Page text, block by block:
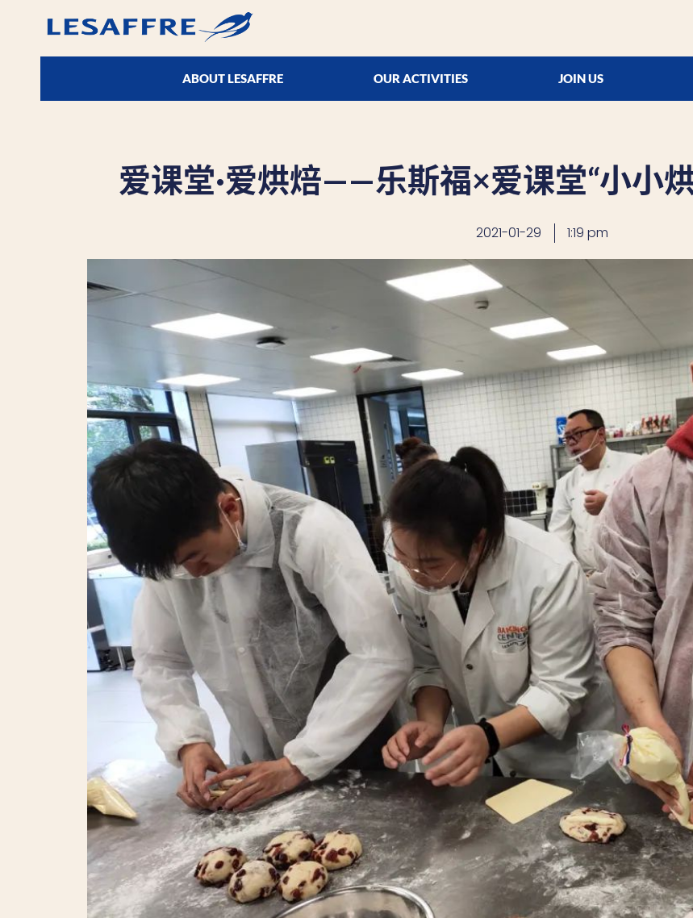
ABOUT LESAFFRE OUR ACTIVITIES JOIN US
爱课堂·爱烘焙——乐斯福×爱课堂“小小
2021-01-29 1:19 pm